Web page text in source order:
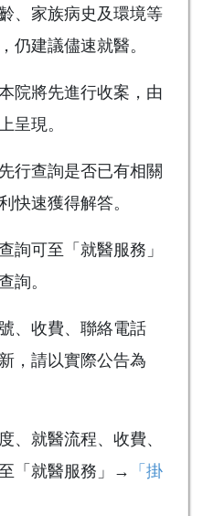
、家族病史及環境等
仍建議儘速就醫。
院將先進行收案，由
呈現。
行查詢是否已有相關
快速獲得解答。
可至「就醫服務」
詢。
、收費、聯絡電話
，請以實際公告為
就醫流程、收費、
「就醫服務」→
「掛